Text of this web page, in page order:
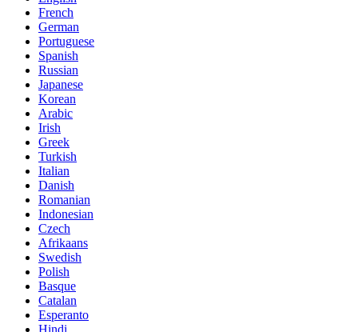
French
German
Portuguese
Spanish
Russian
Japanese
Korean
Arabic
Irish
Greek
Turkish
Italian
Danish
Romanian
Indonesian
Czech
Afrikaans
Swedish
Polish
Basque
Catalan
Esperanto
Hindi